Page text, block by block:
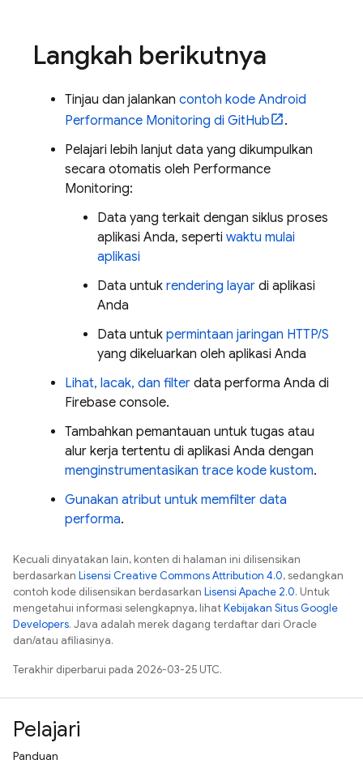
Langkah berikutnya
Tinjau dan jalankan contoh kode Android
Performance Monitoring di GitHub
.
Pelajari lebih lanjut data yang dikumpulkan
secara otomatis oleh Performance
Monitoring:
Data yang terkait dengan siklus proses
aplikasi Anda, seperti waktu mulai
aplikasi
Data untuk rendering layar di aplikasi
Anda
Data untuk permintaan jaringan HTTP/S
yang dikeluarkan oleh aplikasi Anda
Lihat, lacak, dan filter data performa Anda di
Firebase console.
Tambahkan pemantauan untuk tugas atau
alur kerja tertentu di aplikasi Anda dengan
menginstrumentasikan trace kode kustom.
Gunakan atribut untuk memfilter data
performa.
Kecuali dinyatakan lain, konten di halaman ini dilisensikan
berdasarkan Lisensi Creative Commons Attribution 4.0, sedangkan
contoh kode dilisensikan berdasarkan Lisensi Apache 2.0. Untuk
mengetahui informasi selengkapnya, lihatKebijakan Situs Google
Developers. Java adalah merek dagang terdaftar dari Oracle
dan/atau afiliasinya.
Terakhir diperbarui pada 2026-03-25 UTC.
Pelajari
Panduan